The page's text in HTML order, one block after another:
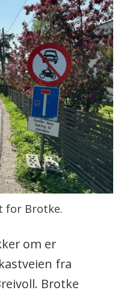
for Brotke.
om er
fra
Brotke